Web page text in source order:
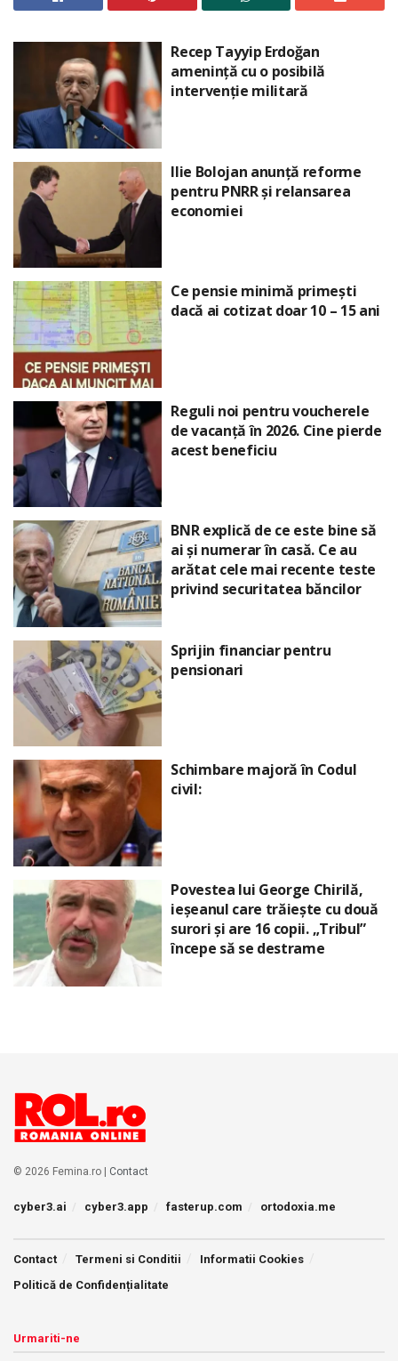
Recep Tayyip Erdoğan
amenință cu o posibilă
intervenție militară
Ilie Bolojan anunță reforme
pentru PNRR și relansarea
economiei
Ce pensie minimă primești
dacă ai cotizat doar 10 – 15 ani
Reguli noi pentru voucherele
de vacanță în 2026. Cine pierde
acest beneficiu
BNR explică de ce este bine să
ai și numerar în casă. Ce au
arătat cele mai recente teste
privind securitatea băncilor
Sprijin financiar pentru
pensionari
Schimbare majoră în Codul
civil:
Povestea lui George Chirilă,
ieșeanul care trăiește cu două
surori și are 16 copii. „Tribul”
începe să se destrame
© 2026 Femina.ro | Contact
cyber3.ai cyber3.app fasterup.com ortodoxia.me
Contact Termeni si Conditii
Informatii Cookies
Politică de Confidențialitate
Urmariti-ne